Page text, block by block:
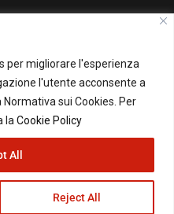
per migliorare l'esperienza
l'utente acconsente a
sui Cookies. Per
la Cookie Policy
Reject All
All
PUBBLICITA'
pubblicità su questo Blog:
pubblicita@beppegrillo.it
All Rights Reserved - Powered by